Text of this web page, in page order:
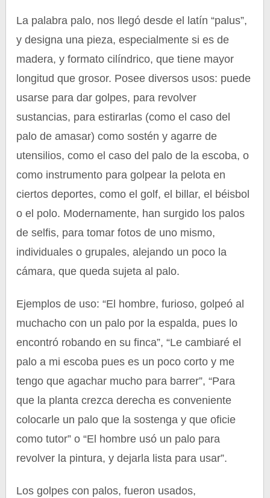
La palabra palo, nos llegó desde el latín “palus”,
y designa una pieza, especialmente si es de
madera, y formato cilíndrico, que tiene mayor
longitud que grosor. Posee diversos usos: puede
usarse para dar golpes, para revolver
sustancias, para estirarlas (como el caso del
palo de amasar) como sostén y agarre de
utensilios, como el caso del palo de la escoba, o
como instrumento para golpear la pelota en
ciertos deportes, como el golf, el billar, el béisbol
o el polo. Modernamente, han surgido los palos
de selfis, para tomar fotos de uno mismo,
individuales o grupales, alejando un poco la
cámara, que queda sujeta al palo.
Ejemplos de uso: “El hombre, furioso, golpeó al
muchacho con un palo por la espalda, pues lo
encontró robando en su finca”, “Le cambiaré el
palo a mi escoba pues es un poco corto y me
tengo que agachar mucho para barrer”, “Para
que la planta crezca derecha es conveniente
colocarle un palo que la sostenga y que oficie
como tutor” o “El hombre usó un palo para
revolver la pintura, y dejarla lista para usar”.
Los golpes con palos, fueron usados,